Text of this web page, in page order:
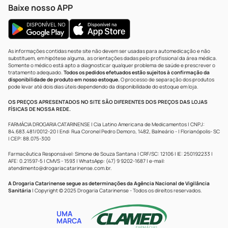
Baixe nosso APP
As informações contidas neste site não devem ser usadas para automedicação e não
substituem, em hipótese alguma, as orientações dadas pelo profissional da área médica.
Somente o médico está apto a diagnosticar qualquer problema de saúde e prescrever o
tratamento adequado. Todos os pedidos efetuados estão sujeitos à confirmação da
disponibilidade de produto em nosso estoque.O processo de separação dos produtos
pode levar até dois dias úteis dependendo da disponibilidade do estoque em loja.
OS PREÇOS APRESENTADOS NO SITE SÃO DIFERENTES DOS PREÇOS DAS LOJAS
FÍSICAS DE NOSSA REDE.
FARMÁCIA DROGARIA CATARINENSE | Cia Latino Americana de Medicamentos | CNPJ:
84.683.481/0012-20 | End: Rua Coronel Pedro Demoro, 1482, Balneário - | Florianópolis- SC
| CEP: 88.075-300
Farmacêutica Responsável: Simone de Souza Santana | CRF/SC: 12106 | IE: 250192233 |
AFE: 0.21597-5 | CMVS - 1593 | WhatsApp: (47) 9 9202-1687 | e-mail:
atendimento@drogariacatarinense.com.br.
A Drogaria Catarinense segue as determinações da Agência Nacional de Vigilância
Sanitária | Copyright © 2025 Drogaria Catarinense - Todos os direitos reservados.
UMA
MARCA